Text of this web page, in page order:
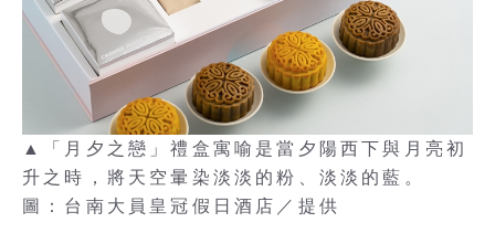
▲「月夕之戀」禮盒寓喻是當夕陽西下與月亮初
升之時，將天空暈染淡淡的粉、淡淡的藍。
圖：台南大員皇冠假日酒店／提供